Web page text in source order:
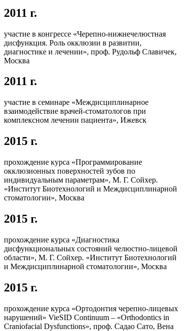
2011 г.
участие в конгрессе «Черепно-нижнечелюстная
дисфункция. Роль окклюзии в развитии,
диагностике и лечении», проф. Рудольф Славичек,
Москва
2011 г.
участие в семинаре «Междисциплинарное
взаимодействие врачей-стоматологов при
комплексном лечении пациента», Ижевск
2015 г.
прохождение курса «Программирование
окклюзионных поверхностей зубов по
индивидуальным параметрам», М. Г. Сойхер.
«Институт Биотехнологий и Междисциплинарной
стоматологии», Москва
2015 г.
прохождение курса «Диагностика
дисфункциональных состояний челюстно-лицевой
области», М. Г. Сойхер. «Институт Биотехнологий
и Междисциплинарной стоматологии», Москва
2015 г.
прохождение курса «Ортодонтия черепно-лицевых
нарушений» VieSID Continuum – «Orthodontics in
Craniofacial Dysfunctions», проф. Садао Сато, Вена